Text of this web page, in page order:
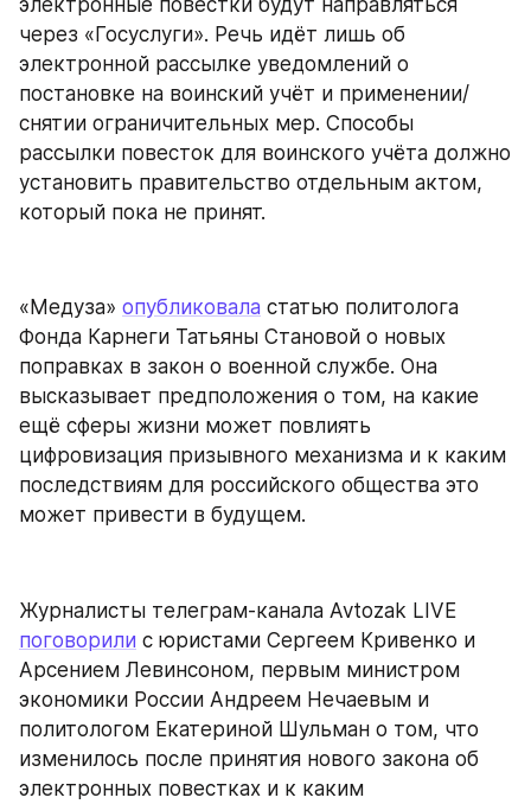
через «Госуслуги». Речь идёт лишь об
электронной рассылке уведомлений о
постановке на воинский учёт и применении/
снятии ограничительных мер. Способы
рассылки повесток для воинского учёта должно
установить правительство отдельным актом,
который пока не принят.
«Медуза» опубликовала статью политолога
Фонда Карнеги Татьяны Становой о новых
поправках в закон о военной службе. Она
высказывает предположения о том, на какие
ещё сферы жизни может повлиять
цифровизация призывного механизма и к каким
последствиям для российского общества это
может привести в будущем.
поговорили с юристами Сергеем Кривенко и
Арсением Левинсоном, первым министром
экономики России Андреем Нечаевым и
политологом Екатериной Шульман о том, что
изменилось после принятия нового закона об
электронных повестках и к каким